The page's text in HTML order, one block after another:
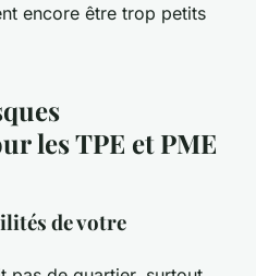
encore être trop petits
les TPE et PME
de votre